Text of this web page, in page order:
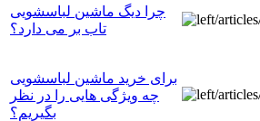
چرا دیگ ماشین لباسشویی
تاب بر می دارد؟
برای خرید ماشین لباسشویی
چه ویژگی هایی را در نظر
بگیریم؟